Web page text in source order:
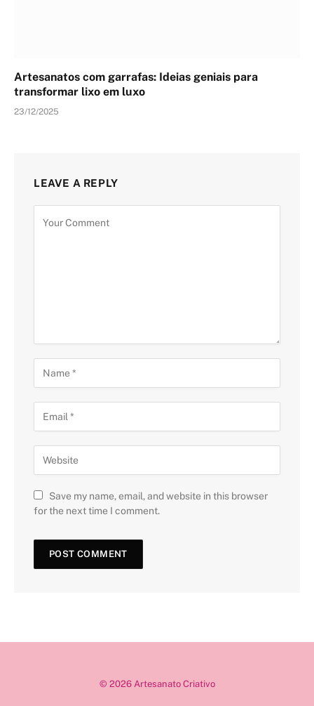
Artesanatos com garrafas: Ideias geniais para
transformar lixo em luxo
23/12/2025
LEAVE A REPLY
Save my name, email, and website in this browser
for the next time I comment.
© 2026 Artesanato Criativo